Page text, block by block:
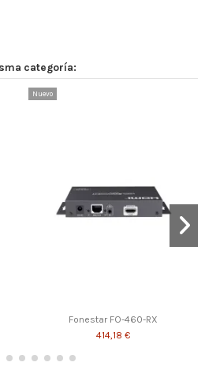
categoría:
Nuevo
Fonestar FO-460-RX
414,18 €